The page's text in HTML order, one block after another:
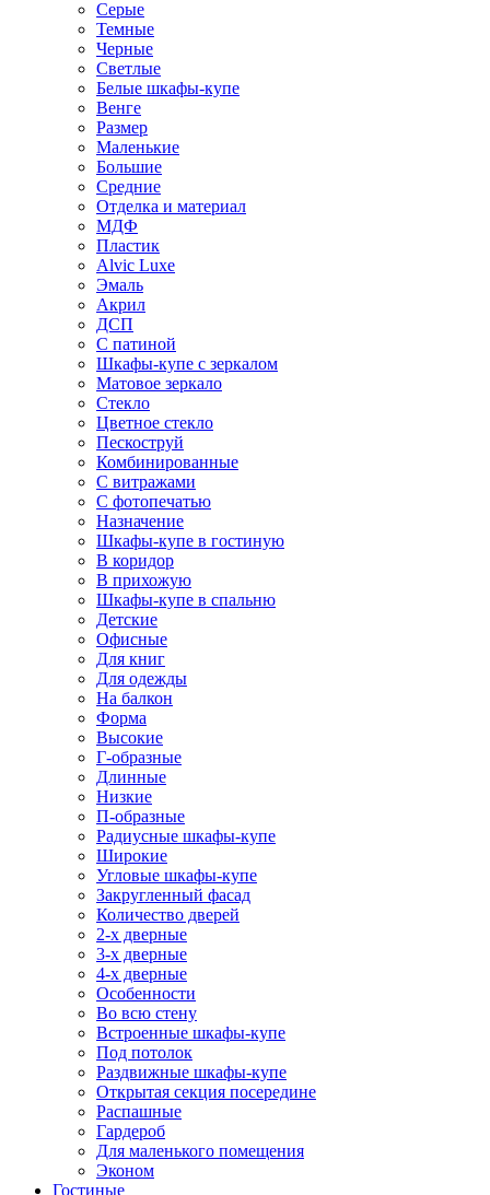
Серые
Темные
Черные
Светлые
Белые шкафы-купе
Венге
Размер
Маленькие
Большие
Средние
Отделка и материал
МДФ
Пластик
Alvic Luxe
Эмаль
Акрил
ДСП
С патиной
Шкафы-купе с зеркалом
Матовое зеркало
Стекло
Цветное стекло
Пескоструй
Комбинированные
С витражами
С фотопечатью
Назначение
Шкафы-купе в гостиную
В коридор
В прихожую
Шкафы-купе в спальню
Детские
Офисные
Для книг
Для одежды
На балкон
Форма
Высокие
Г-образные
Длинные
Низкие
П-образные
Радиусные шкафы-купе
Широкие
Угловые шкафы-купе
Закругленный фасад
Количество дверей
2-х дверные
3-х дверные
4-х дверные
Особенности
Во всю стену
Встроенные шкафы-купе
Под потолок
Раздвижные шкафы-купе
Открытая секция посередине
Распашные
Гардероб
Для маленького помещения
Эконом
Гостиные